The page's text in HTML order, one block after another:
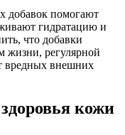
добавок помогают
гидратацию и
что добавки
жизни, регулярной
вредных внешних
кожи